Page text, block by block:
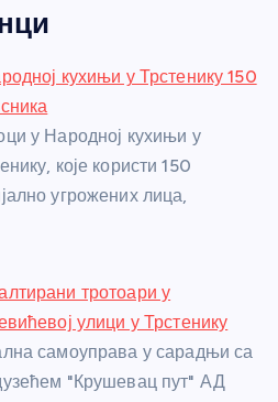
at
s
A
p
p
a
e
e
e
кухињи у Трстенику 150
у Народној кухињи у
које користи 150
угрожених лица,
тротоари у
улици у Трстенику
самоуправа у сарадњи са
"Крушевац пут" АД